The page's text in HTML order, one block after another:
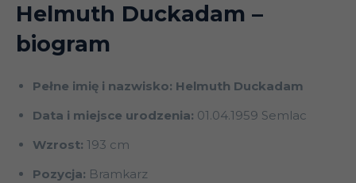
Helmuth Duckadam –
biogram
Pełne imię i nazwisko: Helmuth Duckadam
Data i miejsce urodzenia: 01.04.1959 Semlac
Wzrost: 193 cm
Pozycja: Bramkarz